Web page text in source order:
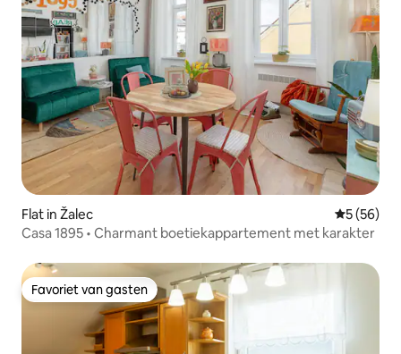
Flat in Žalec
5 (56)
Casa 1895 • Charmant boetiekappartement met karakter
Favoriet van gasten
Favoriet van gasten